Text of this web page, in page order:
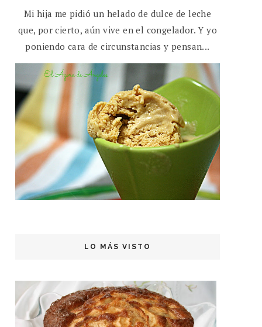
Mi hija me pidió un helado de dulce de leche
que, por cierto, aún vive en el congelador. Y yo
poniendo cara de circunstancias y pensan...
LO MÁS VISTO